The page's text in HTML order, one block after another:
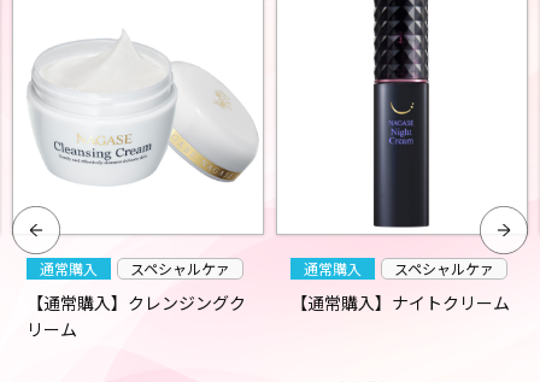
通常購入 スペシャルケァ
【通常購入】クレンジングク
リーム
通常購入 スペシャルケァ
【通常購入】ナイトクリーム